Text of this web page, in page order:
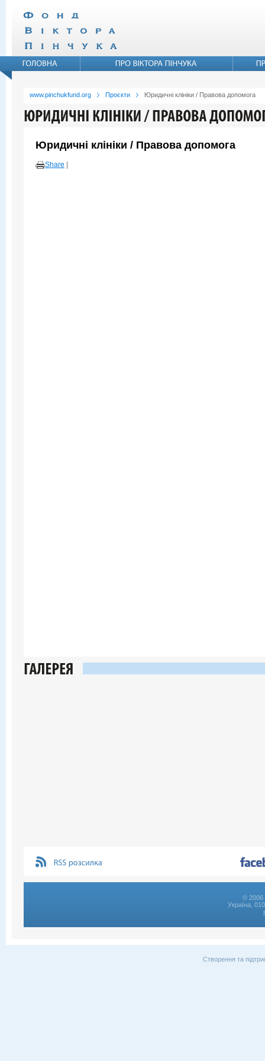
www.pinchukfund.org Проєкти Юридичні клініки / Правова допомога
Юридичні клініки / Правова допомога
Share
© 2006
Україна,
Створення та